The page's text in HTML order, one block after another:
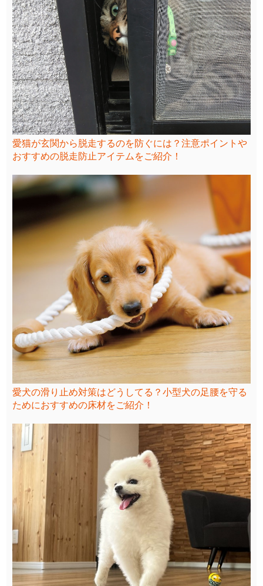
愛猫が玄関から脱走するのを防ぐには？注意ポイントや
おすすめの脱走防止アイテムをご紹介！
愛犬の滑り止め対策はどうしてる？小型犬の足腰を守る
ためにおすすめの床材をご紹介！